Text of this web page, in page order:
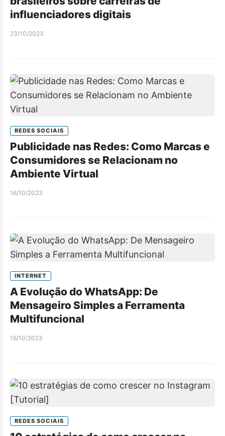
influenciadores digitais
23/10/2023
REDES SOCIAIS
Publicidade nas Redes: Como Marcas e
Consumidores se Relacionam no
Ambiente Virtual
16/10/2023
INTERNET
A Evolução do WhatsApp: De
Mensageiro Simples a Ferramenta
Multifuncional
16/10/2023
REDES SOCIAIS